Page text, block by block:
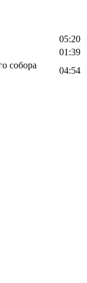
05:20
01:39
собора
04:54